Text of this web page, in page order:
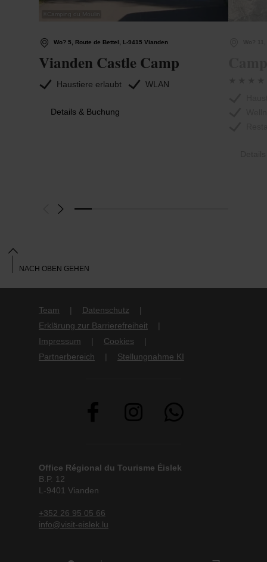
Camping du Moulin
Wo? 5, Route de Bettel, L-9415 Vianden
Vianden Castle Camp
Haustiere erlaubt WLAN
Details & Buchung
Team
Datenschutz
Erklärung zur Barrierefreiheit
Impressum
Cookies
Partnerbereich
Stellungnahme KI
Office Régional du Tourisme Éislek
B.P. 12
L-9401 Vianden
+352 26 95 05 66
info@visit-eislek.lu
NACH OBEN GEHEN